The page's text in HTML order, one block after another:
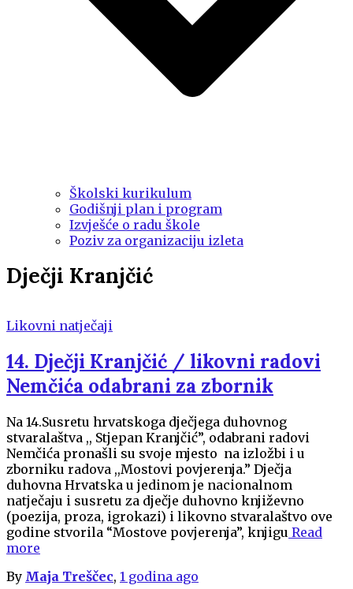
Školski kurikulum
Godišnji plan i program
Izvješće o radu škole
Poziv za organizaciju izleta
Dječji Kranjčić
Likovni natječaji
14. Dječji Kranjčić / likovni radovi
Nemčića odabrani za zbornik
Na 14.Susretu hrvatskoga dječjega duhovnog
stvaralaštva ,, Stjepan Kranjčić”, odabrani radovi
Nemčića pronašli su svoje mjesto na izložbi i u
zborniku radova ,,Mostovi povjerenja.” Dječja
duhovna Hrvatska u jedinom je nacionalnom
natječaju i susretu za dječje duhovno književno
(poezija, proza, igrokazi) i likovno stvaralaštvo ove
godine stvorila “Mostove povjerenja”, knjigu Read
more
By Maja Treščec, 1 godina ago